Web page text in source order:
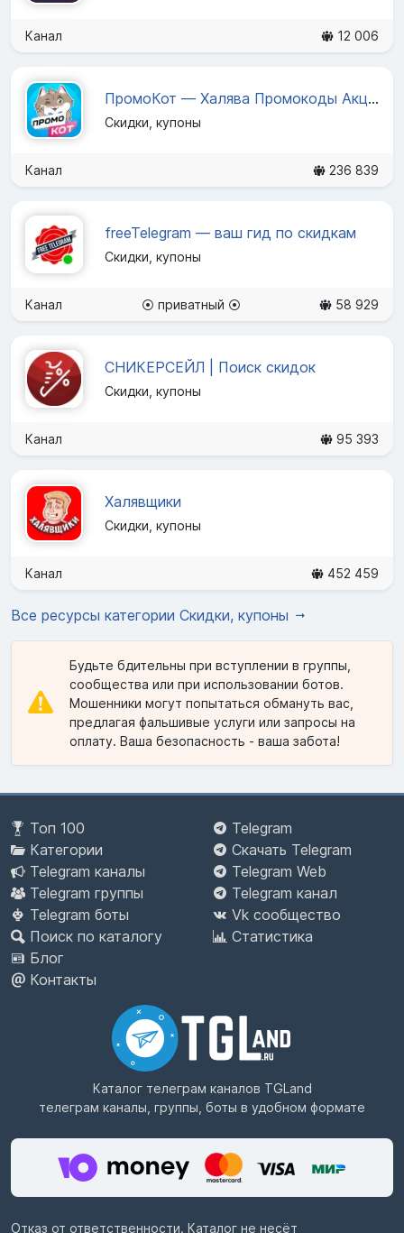
Канал 12 006
ПромоКот — Халява Промокоды Акции
Скидки, купоны
Канал 236 839
freeTelegram — ваш гид по скидкам
Скидки, купоны
Канал ⦿ приватный ⦿ 58 929
СНИКЕРСЕЙЛ | Поиск скидок
Скидки, купоны
Канал 95 393
Халявщики
Скидки, купоны
Канал 452 459
Все ресурсы категории Скидки, купоны
Будьте бдительны при вступлении в группы,
сообщества или при использовании ботов.
Мошенники могут попытаться обмануть вас,
предлагая фальшивые услуги или запросы на
оплату. Ваша безопасность - ваша забота!
Топ 100
Категории
Telegram каналы
Telegram группы
Telegram боты
Поиск по каталогу
Блог
Контакты
Telegram
Скачать Telegram
Telegram Web
Telegram канал
Vk сообщество
Статистика
Каталог телеграм каналов TGLand
телеграм каналы, группы, боты в удобном формате
Отказ от ответственности. Каталог не несёт